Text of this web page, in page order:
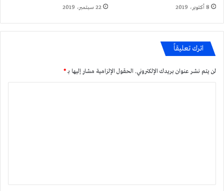
8 أكتوبر، 2019 22 سبتمبر، 2019
اترك تعليقاً
لن يتم نشر عنوان بريدك الإلكتروني. الحقول الإلزامية مشار إليها بـ*